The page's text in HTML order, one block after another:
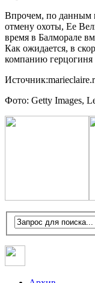
Впрочем, по данным
отмену охоты, Ее
время в Балморале
Как ожидается, в
компанию
Фото: Getty Images,